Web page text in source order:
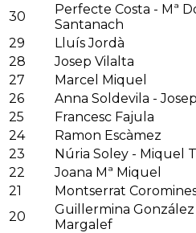
30
Perfecte Costa - Mª
Santanach
29
Lluís Jordà
28
Josep Vilalta
27
Marcel Miquel
26
Anna Soldevila -
25
Francesc Fajula
24
Ramon Escàmez
23
Núria Soley - Miquel
22
Joana Mª Miquel
21
Montserrat
20
Guillermina González
Margalef